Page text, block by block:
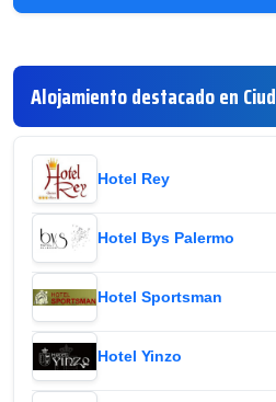
Alojamiento destacado en
Hotel Rey
Hotel Bys Palermo
Hotel Sportsman
Hotel Yinzo